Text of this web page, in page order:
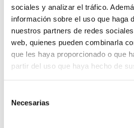
sociales y analizar el tráfico.
información sobre el uso que haga
nuestros partners de redes
web, quienes pueden combinarla
que les haya proporcionado o que
partir del uso que haya hecho de
Necesarias
No se trata de una cifra
análisis detallado para
reclamación sólida y eficaz.